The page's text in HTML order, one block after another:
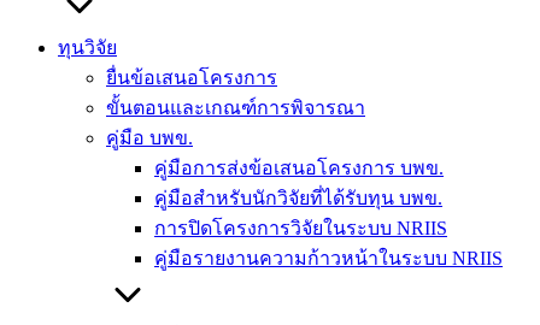
ทุนวิจัย
ยื่นข้อเสนอโครงการ
ขั้นตอนและเกณฑ์การพิจารณา
คู่มือ บพข.
คู่มือการส่งข้อเสนอโครงการ บพข.
คู่มือสำหรับนักวิจัยที่ได้รับทุน บพข.
การปิดโครงการวิจัยในระบบ NRIIS
คู่มือรายงานความก้าวหน้าในระบบ NRIIS